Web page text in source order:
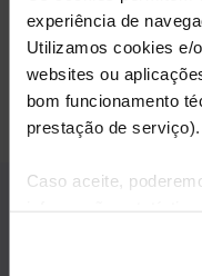
experiência de
Utilizamos cookies e/
websites ou
bom funcionamento
prestação de serviço).
Caso aceite,
funcionalidades